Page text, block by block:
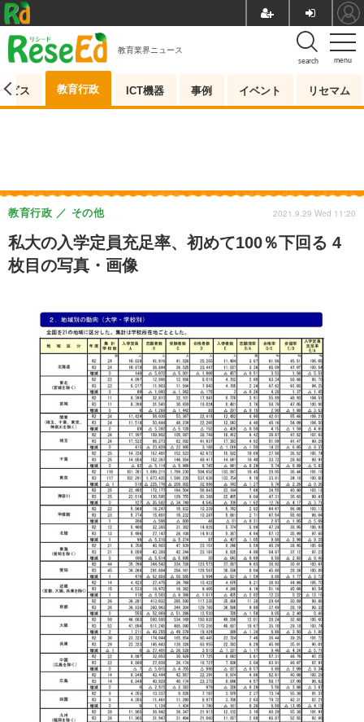
menu
search
教育業界ニュース
ビス 教育行政 ICT機器 事例 イベント リセマム
私大の入学定員充足率、初めて100％下回る 4
枚目の写真・画像
教育行政 その他 2021.9.29 Wed 11:20